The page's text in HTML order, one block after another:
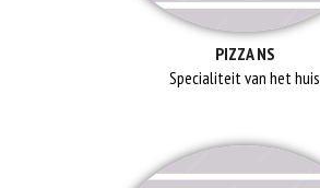
DO
PIZZA NS
Specialiteit van het huis